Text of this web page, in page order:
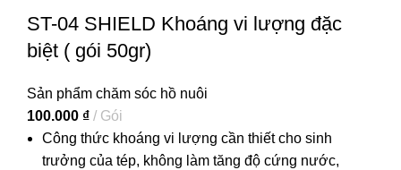
ST-04 SHIELD Khoáng vi lượng đặc
biệt ( gói 50gr)
Sản phẩm chăm sóc hồ nuôi
100.000 ₫
Gói
Công thức khoáng vi lượng cần thiết cho sinh
trưởng của tép, không làm tăng độ cứng nước,